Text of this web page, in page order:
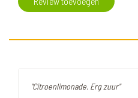
"Citroenlimonade. Erg zuur"